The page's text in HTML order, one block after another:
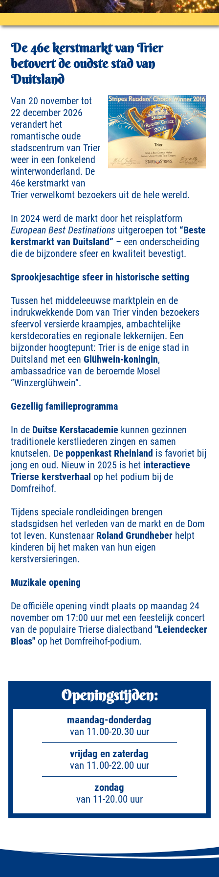
Openingstijden:
maandag-donderdag
van 11.00-20.30 uur
vrijdag en zaterdag
van 11.00-22.00 uur
zondag
van 11-20.00 uur
De 46e kerstmarkt van Trier
betovert de oudste stad van
Duitsland
Van 20 november tot
22 december 2026
verandert het
romantische oude
stadscentrum van Trier
weer in een fonkelend
winterwonderland. De
46e kerstmarkt van
Trier verwelkomt bezoekers uit de hele wereld.
In 2024 werd de markt door het reisplatform
European Best Destinations uitgeroepen tot “Beste
kerstmarkt van Duitsland” – een onderscheiding
die de bijzondere sfeer en kwaliteit bevestigt.
Sprookjesachtige sfeer in historische setting
Tussen het middeleeuwse marktplein en de
indrukwekkende Dom van Trier vinden bezoekers
sfeervol versierde kraampjes, ambachtelijke
kerstdecoraties en regionale lekkernijen. Een
bijzonder hoogtepunt: Trier is de enige stad in
Duitsland met een Glühwein-koningin,
ambassadrice van de beroemde Mosel
“Winzerglühwein”.
Gezellig familieprogramma
In de Duitse Kerstacademie kunnen gezinnen
traditionele kerstliederen zingen en samen
knutselen. De poppenkast Rheinland is favoriet bij
jong en oud. Nieuw in 2025 is het interactieve
Trierse kerstverhaal op het podium bij de
Domfreihof.
Tijdens speciale rondleidingen brengen
stadsgidsen het verleden van de markt en de Dom
tot leven. Kunstenaar Roland Grundheber helpt
kinderen bij het maken van hun eigen
kerstversieringen.
Muzikale opening
De officiële opening vindt plaats op maandag 24
november om 17:00 uur met een feestelijk concert
van de populaire Trierse dialectband"Leiendecker
Bloas" op het Domfreihof-podium.